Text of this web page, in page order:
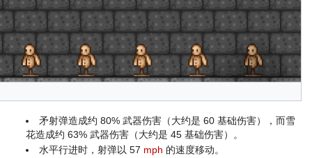
矛射弹造成约 80% 武器伤害（大约是 60 基础伤害），而雪
花造成约 63% 武器伤害（大约是 45 基础伤害）。
水平行进时，射弹以 57 mph 的速度移动。